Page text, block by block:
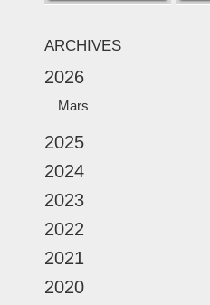
ARCHIVES
2026
Mars
2025
2024
2023
2022
2021
2020